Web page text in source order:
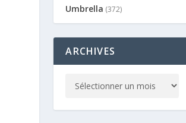
Umbrella (372)
ARCHIVES